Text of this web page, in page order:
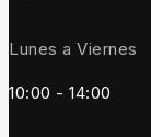
Lunes a Viernes
10:00 - 14:00